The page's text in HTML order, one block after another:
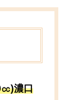
)濃口